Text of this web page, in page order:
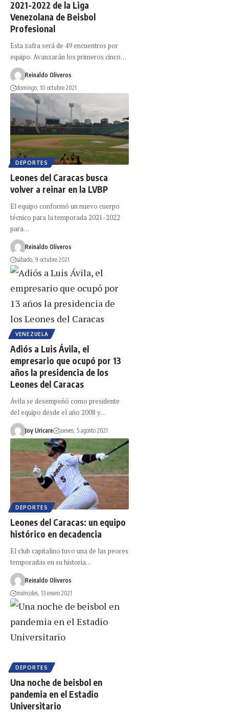
2021-2022 de la Liga
Venezolana de Beisbol
Profesional
Esta zafra será de 49 encuentros por
equipo. Avanzarán los primeros cinco…
Reinaldo Oliveros
domingo, 10 octubre 2021
DEPORTES
Leones del Caracas busca
volver a reinar en la LVBP
El equipo conformó un nuevo cuerpo
técnico para la temporada 2021-2022
para…
Reinaldo Oliveros
sábado, 9 octubre 2021
VENEZUELA
Adiós a Luis Ávila, el
empresario que ocupó por 13
años la presidencia de los
Leones del Caracas
Ávila se desempeñó como presidente
del equipo desde el año 2008 y…
Joy Uricare jueves, 5 agosto 2021
DEPORTES
Leones del Caracas: un equipo
histórico en decadencia
El club capitalino tuvo una de las peores
temporadas en su historia…
Reinaldo Oliveros
miércoles, 13 enero 2021
DEPORTES
Una noche de beisbol en
pandemia en el Estadio
Universitario